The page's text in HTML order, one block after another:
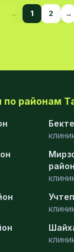
← 1 2 →
по районам
район